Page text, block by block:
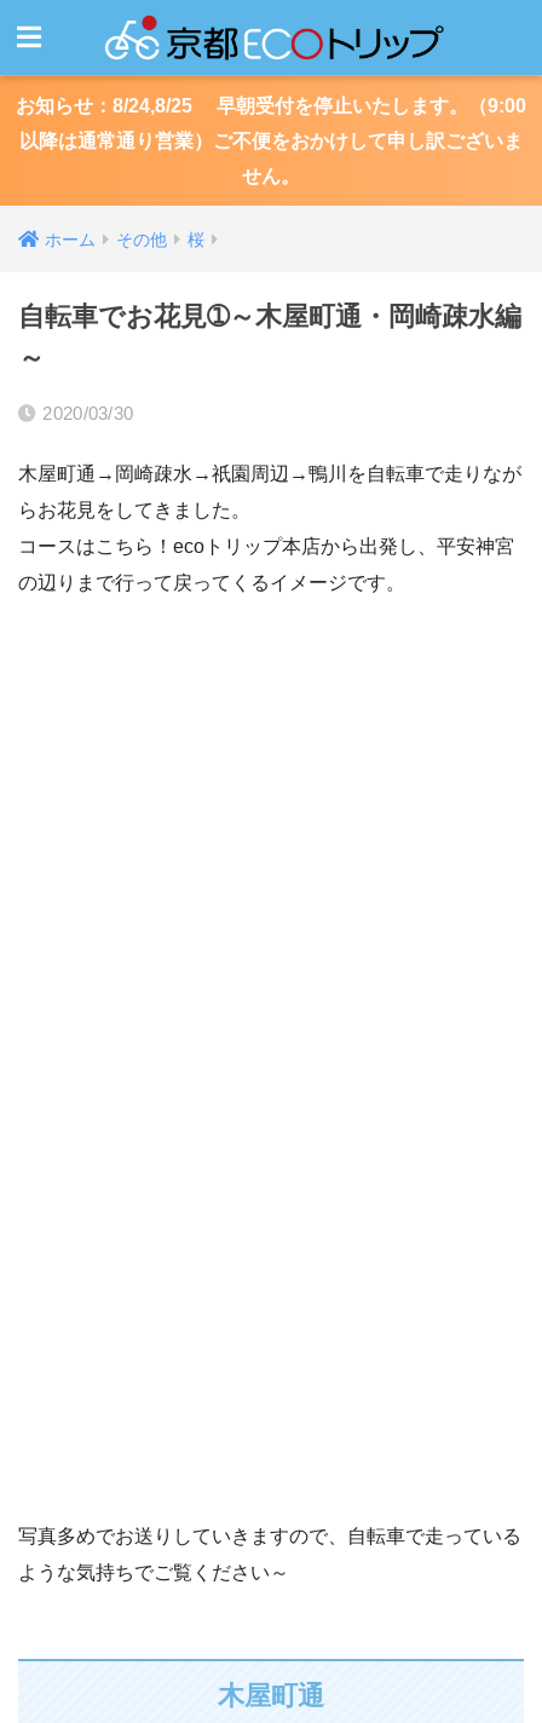
お知らせ：8/24,8/25 早朝受付を停止いたします。（9:00
以降は通常通り営業）ご不便をおかけして申し訳ございま
せん。
ホーム その他 桜
自転車でお花見➀～木屋町通・岡崎疎水編
～
2020/03/30
木屋町通→岡崎疎水→祇園周辺→鴨川を自転車で走りなが
らお花見をしてきました。
コースはこちら！ecoトリップ本店から出発し、平安神宮
の辺りまで行って戻ってくるイメージです。
写真多めでお送りしていきますので、自転車で走っている
ような気持ちでご覧ください～
木屋町通